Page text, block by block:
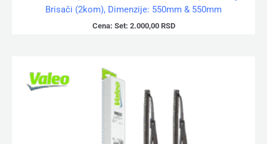
Brisači (2kom), Dimenzije: 550mm & 550mm
Cena: Set: 2.000,00 RSD